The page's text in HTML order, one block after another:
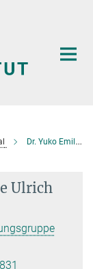
Dr. Yuko Emilie Ulrich
Ulrich